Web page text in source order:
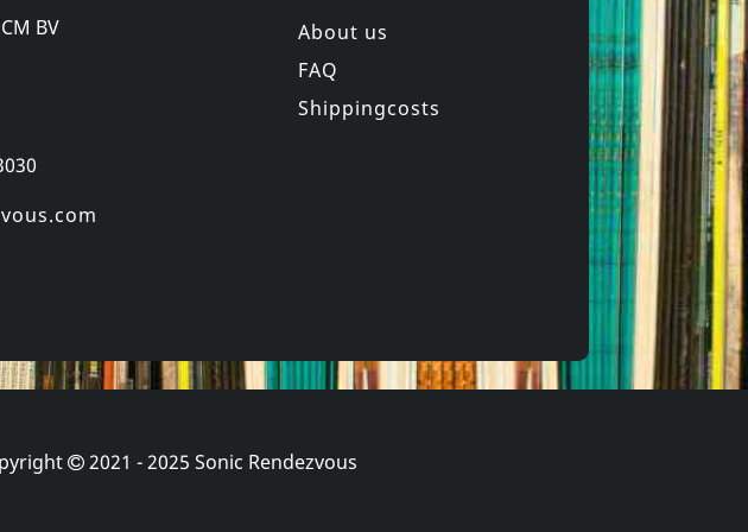
login
Love Exchange
Not in stock
BV
About us
FAQ
Shippingcosts
2021 - 2025 Sonic Rendezvous